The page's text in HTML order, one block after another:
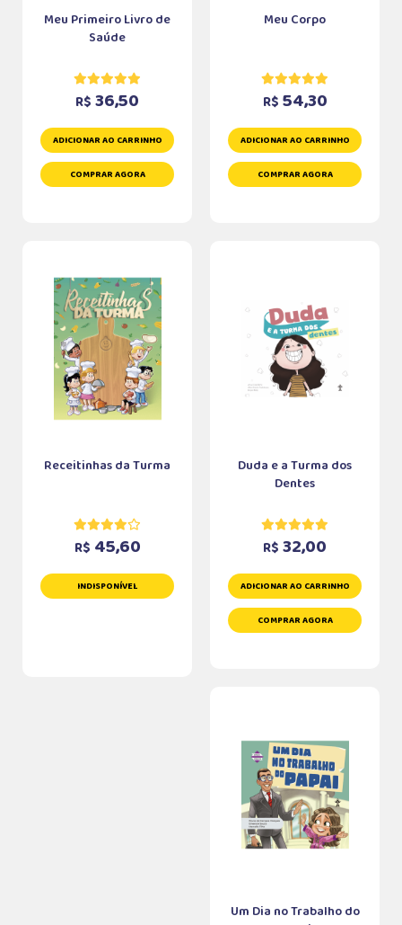
Meu Primeiro Livro de
Saúde
R$ 36,50
ADICIONAR AO CARRINHO
COMPRAR AGORA
Meu Corpo
R$ 54,30
ADICIONAR AO CARRINHO
COMPRAR AGORA
Receitinhas da Turma
R$ 45,60
INDISPONÍVEL
Duda e a Turma dos
Dentes
R$ 32,00
ADICIONAR AO CARRINHO
COMPRAR AGORA
Um Dia no Trabalho do